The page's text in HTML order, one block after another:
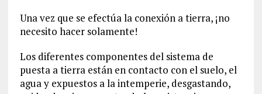
Una vez que se efectúa la conexión a tierra, ¡no
necesito hacer solamente!
Los diferentes componentes del sistema de
puesta a tierra están en contacto con el suelo, el
agua y expuestos a la intemperie, desgastando,